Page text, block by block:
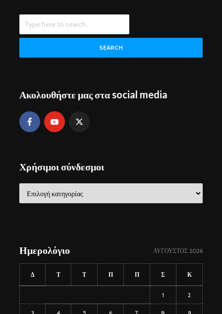
SEARCH
Ακολουθήστε μας στα social media
Χρήσιμοι σύνδεσμοι
σύνδεσμοι
Ημερολόγιο ΑΎΓΟΥΣΤΟΣ 2026
Δ Τ Τ Π Π Σ Κ
1 2